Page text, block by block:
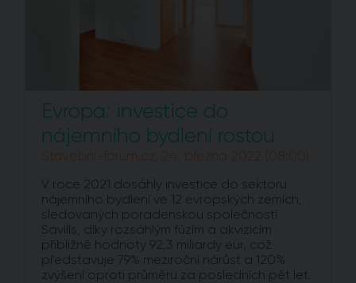
Evropa: investice do
nájemního bydlení rostou
Stavebni-forum.cz, 24. března 2022 (08:00)
V roce 2021 dosáhly investice do sektoru
nájemního bydlení ve 12 evropských zemích,
sledovaných poradenskou společností
Savills, díky rozsáhlým fúzím a akvizicím
přibližně hodnoty 92,3 miliardy eur, což
představuje 79% meziroční nárůst a 120%
zvýšení oproti průměru za posledních pět let.